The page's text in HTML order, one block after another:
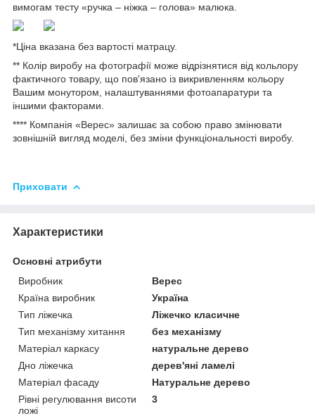
вимогам тесту «ручка – ніжка – голова» малюка.
*Ціна вказана без вартості матрацу.
** Колір виробу на фотографії може відрізнятися від кольлору
фактичного товару, що пов'язано із викривленням кольору
Вашим монутором, налаштуваннями фотоапаратури та
іншими факторами.
**** Компанія «Верес» залишає за собою право змінювати
зовнішній вигляд моделі, без зміни функціональності виробу.
Приховати
Характеристики
Основні атрибути
Виробник
Верес
Країна виробник
Україна
Тип ліжечка
Ліжечко класичне
Тип механізму хитання
без механізму
Матеріал каркасу
натуральне дерево
Дно ліжечка
дерев'яні ламелі
Матеріал фасаду
Натуральне дерево
Рівні регулювання висоти
ложі
3